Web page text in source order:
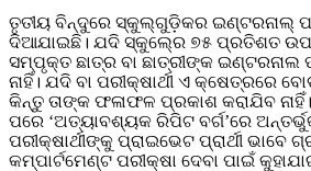
ତୃତୀୟ ବିନ୍ଦୁରେ ସ୍କୁଲ୍‍ଗୁଡ଼ିକର ଇଣ୍ଟରନାଲ୍‍
ଦିଆଯାଇଛି। ଯଦି ସ୍କୁଲ୍‍ରେ ୭୫ ପ୍ରତିଶତ
ସମ୍ପୃକ୍ତ ଛାତ୍ର ବା ଛାତ୍ରୀଙ୍କ ଇଣ୍ଟରନାଲ
ନାହିଁ। ଯଦି ବା ପରୀକ୍ଷାର୍ଥୀ ଏ କ୍ଷେତ୍ରରେ
କିନ୍ତୁ ତାଙ୍କ ଫଳାଫଳ ପ୍ରକାଶ କରାଯିବ
ପରେ ‘ଅତ୍ୟାବଶ୍ୟକ ରିପିଟ ବର୍ଗ’ରେ
ପରୀକ୍ଷାର୍ଥୀଙ୍କୁ ପ୍ରାଇଭେଟ ପ୍ରାର୍ଥୀ ଭାବେ
କମ୍ପାର୍ଟମେଣ୍ଟ ପରୀକ୍ଷା ଦେବା ପାଇଁ